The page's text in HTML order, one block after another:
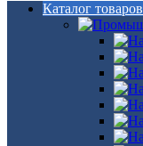
Каталог товаров